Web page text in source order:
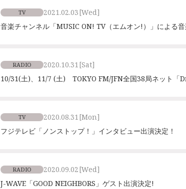
TV 2021.02.03[Wed]
音楽チャンネル「MUSIC ON! TV（エムオン!）」による
RADIO 2020.10.31[Sat]
10/31(土)、11/7 (土) TOKYO FM/JFN全国38局ネット「
TV 2020.08.31[Mon]
フジテレビ「ノンストップ！」インタビュー出演決定！
RADIO 2020.09.02[Wed]
J-WAVE「GOOD NEIGHBORS」ゲスト出演決定!